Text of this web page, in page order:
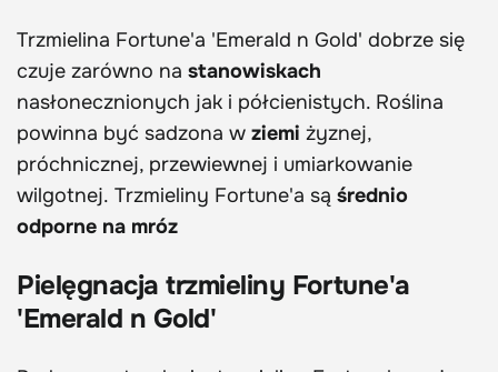
Trzmielina Fortune'a 'Emerald n Gold' dobrze się
czuje zarówno na stanowiskach
nasłonecznionych jak i półcienistych. Roślina
powinna być sadzona w ziemi żyznej,
próchnicznej, przewiewnej i umiarkowanie
wilgotnej. Trzmieliny Fortune'a są średnio
odporne na mróz
Pielęgnacja trzmieliny Fortune'a
'Emerald n Gold'